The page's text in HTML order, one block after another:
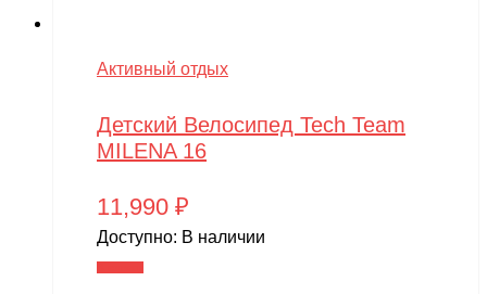
Активный отдых
Детский Велосипед Tech Team
MILENA 16
11,990 ₽
Доступно: В наличии